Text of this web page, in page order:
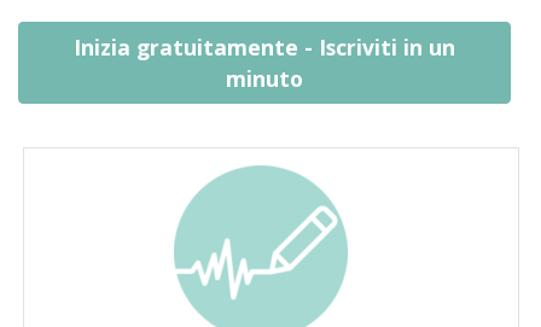
Inizia gratuitamente - Iscriviti in un
minuto